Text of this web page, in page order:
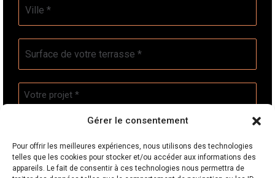
Gérer le consentement
Pour offrir les meilleures expériences, nous utilisons des technologies
telles que les cookies pour stocker et/ou accéder aux informations des
appareils. Le fait de consentir à ces technologies nous permettra de
de
votre
terrasse
projet
RGPD *